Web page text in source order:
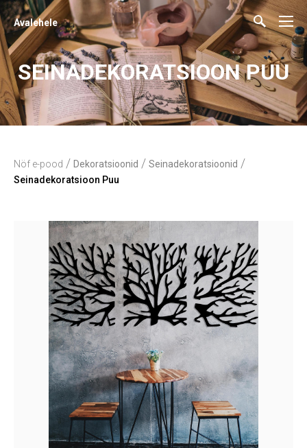
Avalehele
SEINADEKORATSIOON PUU
Nöf e-pood / Dekoratsioonid / Seinadekoratsioonid /
Seinadekoratsioon Puu